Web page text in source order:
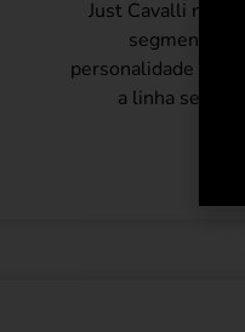
Just Cavalli
segmento
personalidade e
a linha